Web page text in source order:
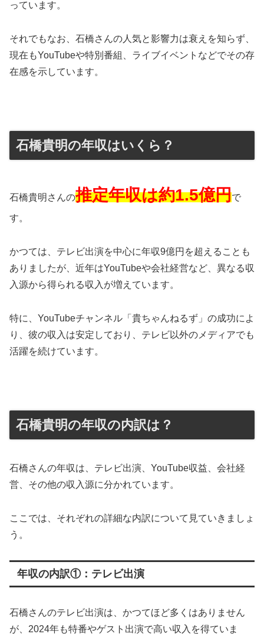
っています。
それでもなお、石橋さんの人気と影響力は衰えを知らず、
現在もYouTubeや特別番組、ライブイベントなどでその存
在感を示しています。
石橋貴明の年収はいくら？
石橋貴明さんの推定年収は約1.5億円で
す。
かつては、テレビ出演を中心に年収9億円を超えることも
ありましたが、近年はYouTubeや会社経営など、異なる収
入源から得られる収入が増えています。
特に、YouTubeチャンネル「貴ちゃんねるず」の成功によ
り、彼の収入は安定しており、テレビ以外のメディアでも
活躍を続けています。
石橋貴明の年収の内訳は？
石橋さんの年収は、テレビ出演、YouTube収益、会社経
営、その他の収入源に分かれています。
ここでは、それぞれの詳細な内訳について見ていきましょ
う。
年収の内訳①：テレビ出演
石橋さんのテレビ出演は、かつてほど多くはありません
が、2024年も特番やゲスト出演で高い収入を得ていま